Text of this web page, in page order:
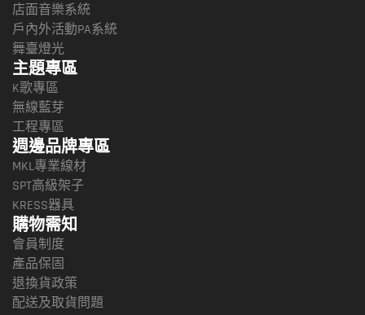
店面音樂系統
戶內外活動PA系統
舞臺燈光
主題專區
K歌專區
無線藍芽
工程專區
週邊品牌專區
MKL專業線材
SPT高級架子
KRESS器具
購物需知
會員制度
產品保固
退換貨政策
配送及取貨問題